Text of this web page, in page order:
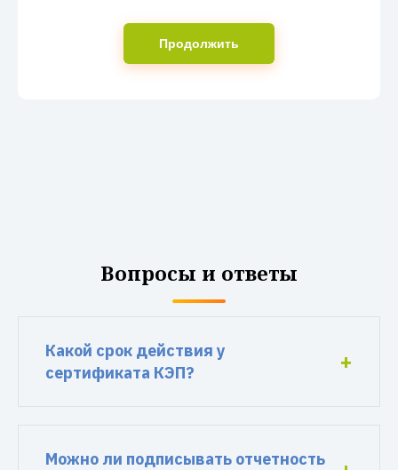
Продолжить
Вопросы и ответы
Какой срок действия у
сертификата КЭП?
Можно ли подписывать отчетность